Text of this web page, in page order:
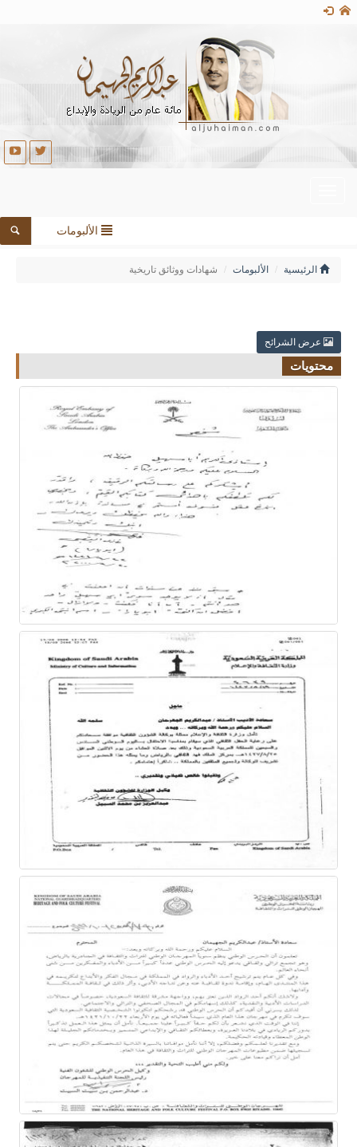
الألبومات
الرئيسية الألبومات شهادات ووثائق تاريخية
عرض الشرائح
محتويات